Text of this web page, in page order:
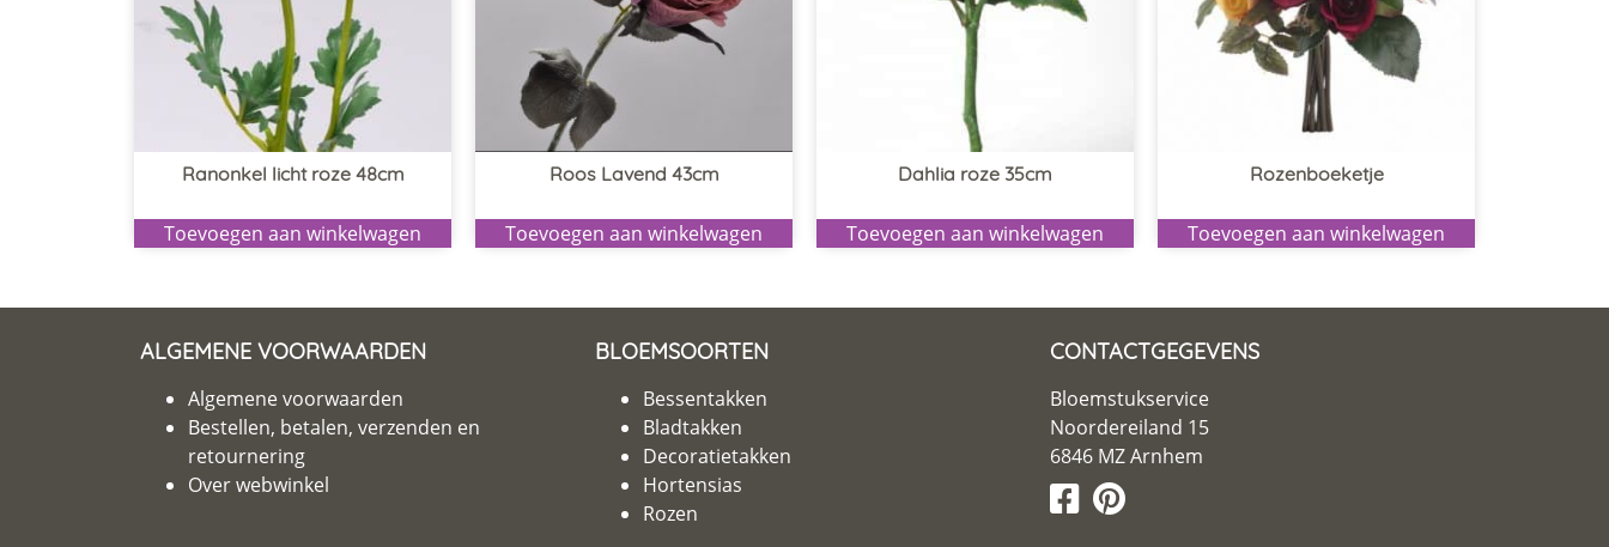
Ranonkel licht roze 48cm
Toevoegen aan winkelwagen
Roos Lavend 43cm
Toevoegen aan winkelwagen
Dahlia roze 35cm
Toevoegen aan winkelwagen
Rozenboeketje
Toevoegen aan winkelwagen
ALGEMENE VOORWAARDEN
Algemene voorwaarden
Bestellen, betalen, verzenden en
retournering
Over webwinkel
BLOEMSOORTEN
Bessentakken
Bladtakken
Decoratietakken
Hortensias
Rozen
CONTACTGEGEVENS
Bloemstukservice
Noordereiland 15
6846 MZ Arnhem